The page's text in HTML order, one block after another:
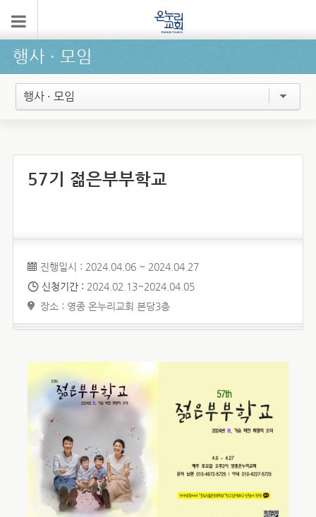
행사 ∙ 모임
행사 · 모임
57기 젊은부부학교
진행일시 : 2024.04.06 ~ 2024.04.27
신청기간 : 2024.02.13~2024.04.05
장소 : 영종 온누리교회 본당3층